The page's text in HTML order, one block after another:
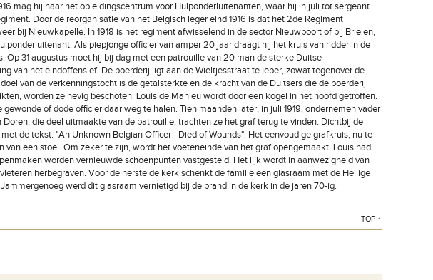
mag hij naar het opleidingscentrum voor Hulponderluitenanten, waar hij in juli tot sergeant
Door de reorganisatie van het Belgisch leger eind 1916 is dat het 2de Regiment
bij Nieuwkapelle. In 1918 is het regiment afwisselend in de sector Nieuwpoort of bij Brielen,
Als piepjonge officier van amper 20 jaar draagt hij het kruis van ridder in de
Op 31 augustus moet hij bij dag met een patrouille van 20 man de sterke Duitse
van het eindoffensief. De boerderij ligt aan de Wieltjesstraat te Ieper, zowat tegenover de
van de verkenningstocht is de getalsterkte en de kracht van de Duitsers die de boerderij
worden ze hevig beschoten. Louis de Mahieu wordt door een kogel in het hoofd getroffen.
of dode officier daar weg te halen. Tien maanden later, in juli 1919, ondernemen vader
die deel uitmaakte van de patrouille, trachten ze het graf terug te vinden. Dichtbij de
de tekst: "An Unknown Belgian Officer - Died of Wounds". Het eenvoudige grafkruis, nu te
een stoel. Om zeker te zijn, wordt het voeteneinde van het graf opengemaakt. Louis had
worden vernieuwde schoenpunten vastgesteld. Het lijk wordt in aanwezigheid van
herbegraven. Voor de herstelde kerk schenkt de familie een glasraam met de Heilige
werd dit glasraam vernietigd bij de brand in de kerk in de jaren 70-ig.
TOP ↑